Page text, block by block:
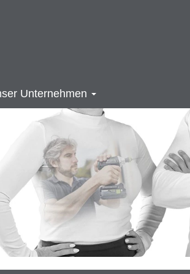
Unternehmen